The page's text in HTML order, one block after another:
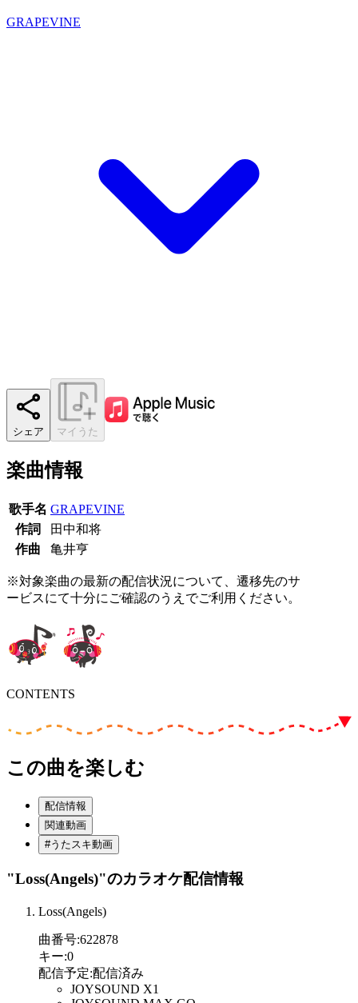
GRAPEVINE
シェア マイうた
楽曲情報
歌手名 GRAPEVINE
作詞
田中和将
作曲
亀井亨
※対象楽曲の最新の配信状況について、遷移先のサ
ービスにて十分にご確認のうえでご利用ください。
CONTENTS
この曲を楽しむ
配信情報
関連動画
#うたスキ動画
"Loss(Angels)"のカラオケ配信情報
Loss(Angels)
曲番号:622878
キー:0
配信予定:配信済み
JOYSOUND X1